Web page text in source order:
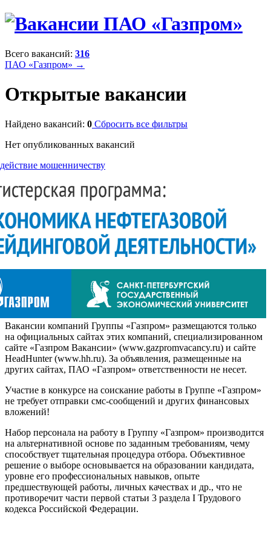
Всего вакансий: 316
ПАО «Газпром» →
Открытые вакансии
Найдено вакансий: 0 Сбросить все фильтры
Нет опубликованных вакансий
мошенничеству
Вакансии компаний Группы «Газпром» размещаются только
на официальных сайтах этих компаний, специализированном
сайте «Газпром Вакансии» (www.gazpromvacancy.ru) и сайте
HeadHunter (www.hh.ru). За объявления, размещенные на
других сайтах, ПАО «Газпром» ответственности не несет.
Участие в конкурсе на соискание работы в Группе «Газпром»
не требует отправки смс-сообщений и других финансовых
вложений!
Набор персонала на работу в Группу «Газпром» производится
на альтернативной основе по заданным требованиям, чему
способствует тщательная процедура отбора. Объективное
решение о выборе основывается на образовании кандидата,
уровне его профессиональных навыков, опыте
предшествующей работы, личных качествах и др., что не
противоречит части первой статьи 3 раздела I Трудового
кодекса Российской Федерации.